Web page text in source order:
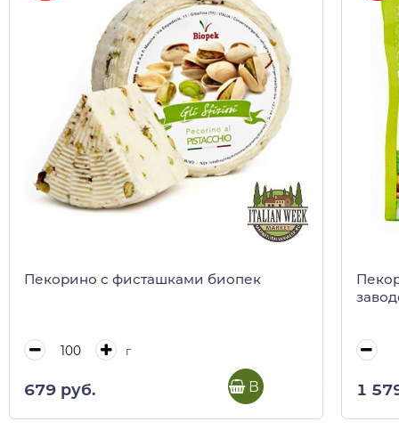
Пекорино с фисташками биопек
г
679 руб. В корзину 1